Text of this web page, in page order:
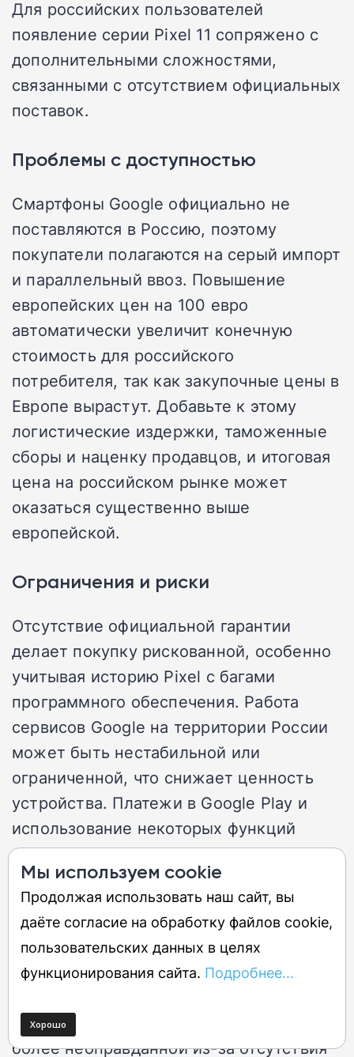
Для российских пользователей
появление серии Pixel 11 сопряжено с
дополнительными сложностями,
связанными с отсутствием официальных
поставок.
Проблемы с доступностью
Смартфоны Google официально не
поставляются в Россию, поэтому
покупатели полагаются на серый импорт
и параллельный ввоз. Повышение
европейских цен на 100 евро
автоматически увеличит конечную
стоимость для российского
потребителя, так как закупочные цены в
Европе вырастут. Добавьте к этому
логистические издержки, таможенные
сборы и наценку продавцов, и итоговая
цена на российском рынке может
оказаться существенно выше
европейской.
Ограничения и риски
Отсутствие официальной гарантии
делает покупку рискованной, особенно
учитывая историю Pixel с багами
программного обеспечения. Работа
сервисов Google на территории России
может быть нестабильной или
ограниченной, что снижает ценность
устройства. Платежи в Google Play и
использование некоторых функций
могут быть недоступны или требовать
дополнительных манипуляций.
Общий вердикт
Покупка Pixel 11 в России это выбор для
рисками и переплатой. Цена станет еще
более неоправданной из-за отсутствия
Мы используем cookie
Продолжая использовать наш сайт, вы
даёте согласие на обработку файлов cookie,
пользовательских данных в целях
функционирования сайта. Подробнее...